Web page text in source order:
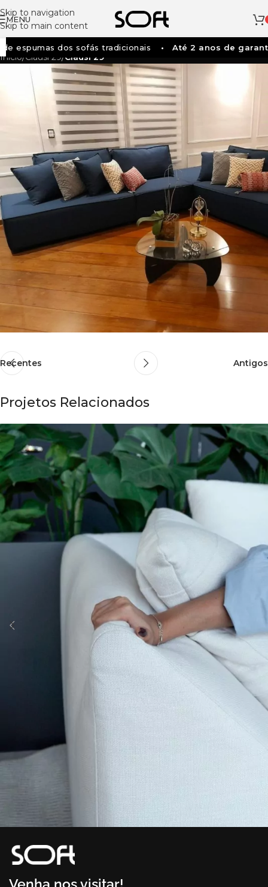
Skip to navigation
Skip to main content
MENU
espumas dos sofás tradicionais Até 2 anos de
Início/Clausi 29/Clausi 29
Recentes Antigos
Projetos Relacionados
Ambiente Vert
Vert